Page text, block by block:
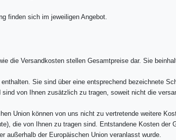
finden sich im jeweiligen Angebot.
die Versandkosten stellen Gesamtpreise dar. Sie
Sie sind über eine entsprechend bezeichnete
von Ihnen zusätzlich zu tragen, soweit nicht die
Union können von uns nicht zu vertretende weitere
die von Ihnen zu tragen sind. Entstandene Kosten
außerhalb der Europäischen Union veranlasst wurde.